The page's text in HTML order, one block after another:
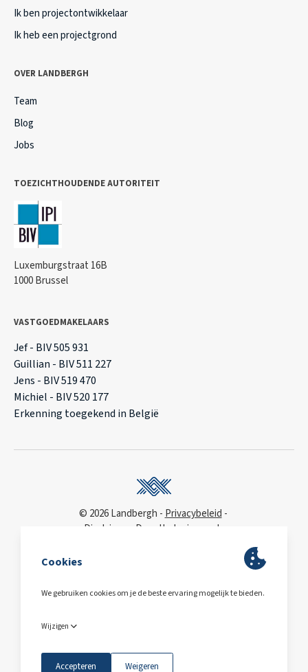
Ik ben projectontwikkelaar
Ik heb een projectgrond
OVER LANDBERGH
Team
Blog
Jobs
TOEZICHTHOUDENDE AUTORITEIT
Luxemburgstraat 16B
1000 Brussel
VASTGOEDMAKELAARS
Jef - BIV 505 931
Guillian - BIV 511 227
Jens - BIV 519 470
Michiel - BIV 520 177
Erkenning toegekend in België
© 2026 Landbergh
Privacybeleid
Disclaimer
Deonthologie van de
toegankelijkheidsverklaring
BE0563.607.810